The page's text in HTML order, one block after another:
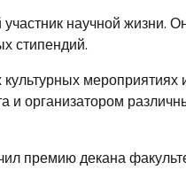
научной жизни.
стипендий.
мероприятиях
и организатором
премию декана